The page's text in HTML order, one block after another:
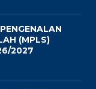
(MPLS)
2027